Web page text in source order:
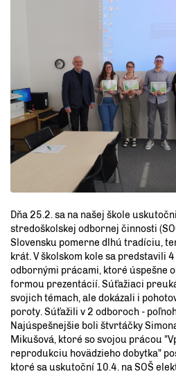
Dňa 25.2. sa na našej škole
stredoškolskej odbornej činnosti
Slovensku pomerne dlhú tradíciu,
krát. V školskom kole sa predstavili
odbornými prácami, ktoré úspešne
formou prezentácií. Súťažiaci
svojich témach, ale dokázali i
poroty. Súťažili v 2 odboroch -
Najúspešnejšie boli štvrtáčky
Mikušová, ktoré so svojou prácou
reprodukciu hovädzieho dobytka"
ktoré sa uskutoční 10.4. na SOŠ